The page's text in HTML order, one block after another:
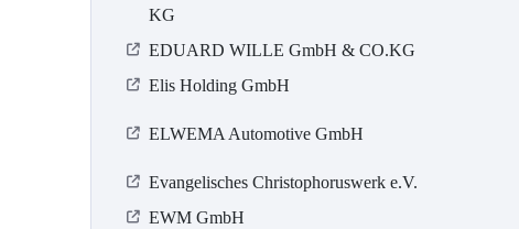
KG
EDUARD WILLE GmbH & CO.KG
Elis Holding GmbH
ELWEMA Automotive GmbH
Evangelisches Christophoruswerk e.V.
EWM GmbH